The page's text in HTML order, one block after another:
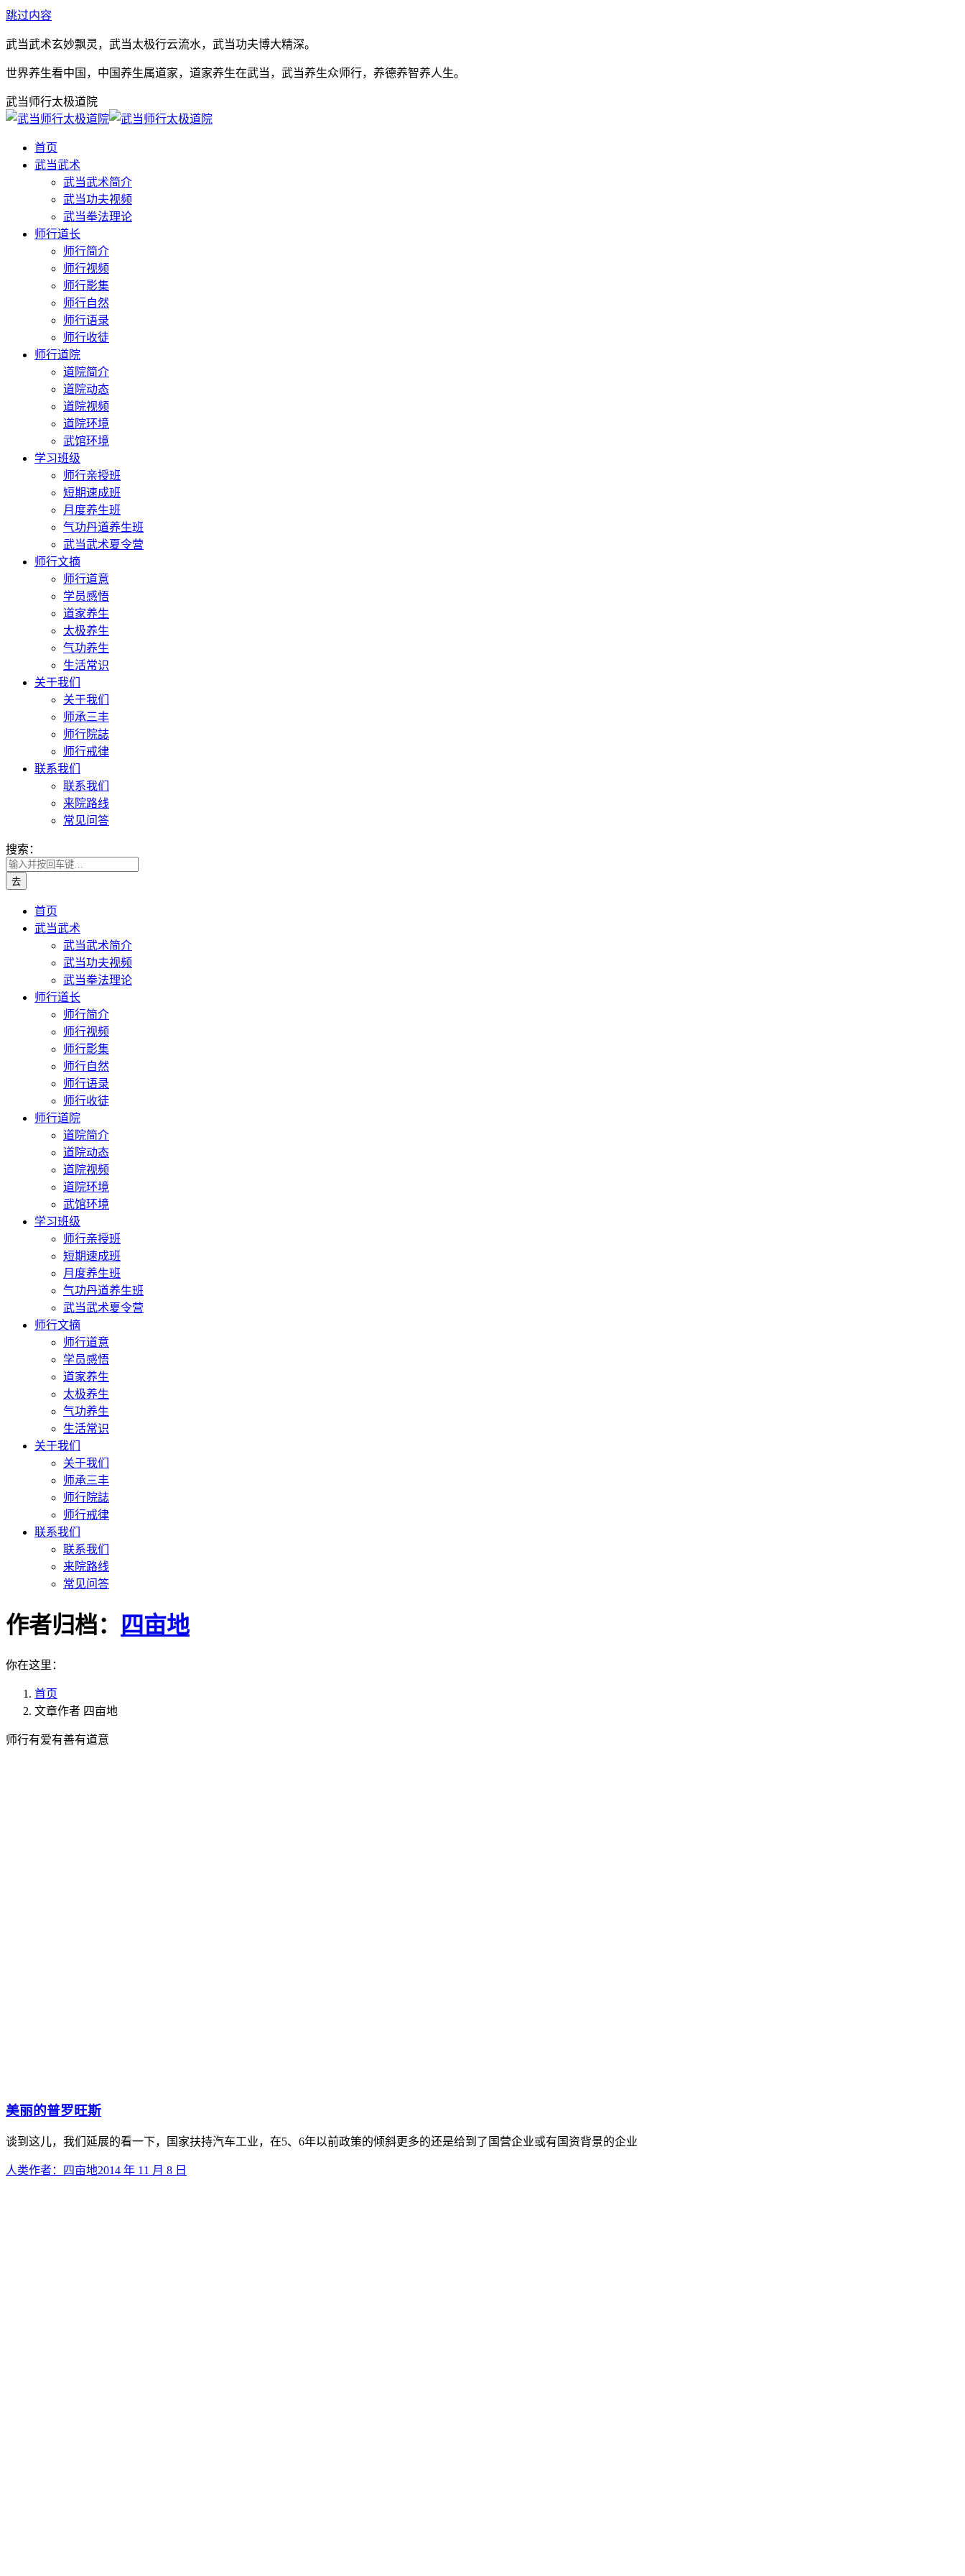
跳过内容
武当武术玄妙飘灵，武当太极行云流水，武当功夫博大精深。
世界养生看中国，中国养生属道家，道家养生在武当，武当养生众师行，养德养智养人生。
武当师行太极道院
首页
武当武术
武当武术简介
武当功夫视频
武当拳法理论
师行道长
师行简介
师行视频
师行影集
师行自然
师行语录
师行收徒
师行道院
道院简介
道院动态
道院视频
道院环境
武馆环境
学习班级
师行亲授班
短期速成班
月度养生班
气功丹道养生班
武当武术夏令营
师行文摘
师行道意
学员感悟
道家养生
太极养生
气功养生
生活常识
关于我们
关于我们
师承三丰
师行院誌
师行戒律
联系我们
联系我们
来院路线
常见问答
搜索：
首页
武当武术
武当武术简介
武当功夫视频
武当拳法理论
师行道长
师行简介
师行视频
师行影集
师行自然
师行语录
师行收徒
师行道院
道院简介
道院动态
道院视频
道院环境
武馆环境
学习班级
师行亲授班
短期速成班
月度养生班
气功丹道养生班
武当武术夏令营
师行文摘
师行道意
学员感悟
道家养生
太极养生
气功养生
生活常识
关于我们
关于我们
师承三丰
师行院誌
师行戒律
联系我们
联系我们
来院路线
常见问答
作者归档： 四亩地
你在这里：
首页
文章作者 四亩地
师行有爱有善有道意
美丽的普罗旺斯
谈到这儿，我们延展的看一下，国家扶持汽车工业，在5、6年以前政策的倾斜更多的还是给到了国营企业或有国资背景的企业
人类作者： 四亩地2014 年 11 月 8 日